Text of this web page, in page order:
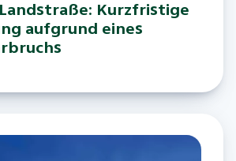
Kurzfristige
aufgrund eines